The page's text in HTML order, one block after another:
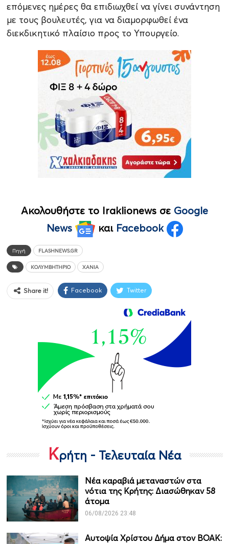
επόμενες ημέρες θα επιδιωχθεί να γίνει συνάντηση
με τους βουλευτές, για να διαμορφωθεί ένα
διεκδικητικό πλαίσιο προς το Υπουργείο.
Ακολουθήστε το Iraklionews σε Google
News
και Facebook
Πηγή FLASHNEWS.GR
ΚΟΛΥΜΒΗΤΉΡΙΟ ΧΑΝΙΆ
Share it! Facebook Twitter
Κρήτη - Τελευταία Νέα
Νέα καραβιά μεταναστών στα
νότια της Κρήτης: Διασώθηκαν 58
άτομα
06/08/2026 23:48
Αυτοψία Χρίστου Δήμα στον ΒΟΑΚ: